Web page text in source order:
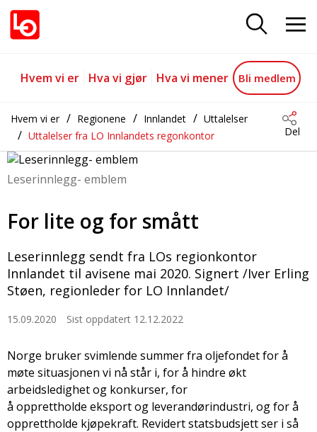
For lite og for smått
Gå til hovedinnhold
Gå til navigasjon
Hvem vi er Hva vi gjør Hva vi mener Bli medlem
Hvem vi er Regionene Innlandet
Uttalelser
Uttalelser fra LO Innlandets regonkontor
Del
Leserinnlegg- emblem
For lite og for smått
Leserinnlegg sendt fra LOs regionkontor
Innlandet til avisene mai 2020. Signert /Iver Erling
Støen, regionleder for LO Innlandet/
15.09.2020 Sist oppdatert 12.12.2022
Norge bruker svimlende summer fra oljefondet for å
møte situasjonen vi nå står i, for å hindre økt
arbeidsledighet og konkurser, for
å opprettholde eksport og leverandørindustri, og for å
opprettholde kjøpekraft. Revidert statsbudsjett ser i så